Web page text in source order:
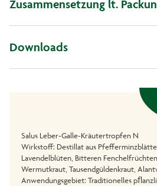
Zusammensetzung lt.
Downloads
Salus Leber-Galle-Kräutertropfen N
Wirkstoff: Destillat aus
Lavendelblüten, Bitteren
Wermutkraut, Tausendgüldenkraut,
Anwendungsgebiet: Traditionelles